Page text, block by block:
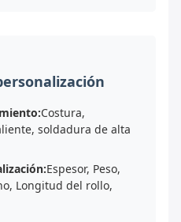
Costura,
soldadura de alta
Espesor, Peso,
Longitud del rollo,